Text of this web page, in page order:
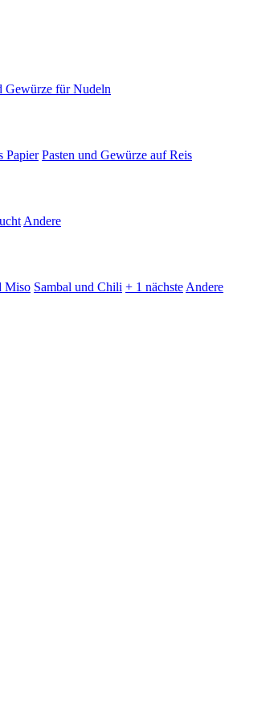
Gewürze für Nudeln
Papier Pasten und Gewürze auf Reis
Andere
Miso Sambal und Chili + 1 nächste Andere